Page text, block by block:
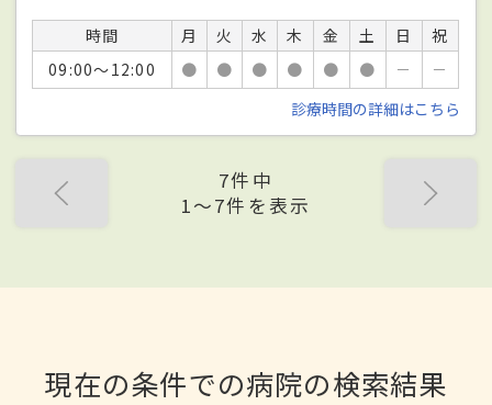
時間 月 火 水 木 金 土 日
祝
09:00～12:00
● ● ● ● ● ● －
－
診療時間の詳細はこちら
7件中
1〜7件を表示
現在の条件での病院の検索結果